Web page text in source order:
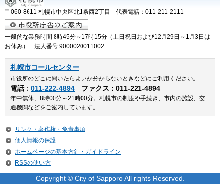
〒060-8611 札幌市中央区北1条西2丁目 代表電話：011-211-2111
一般的な業務時間 8時45分～17時15分（土日祝日および12月29日～1月3日は
お休み） 法人番号 9000020011002
札幌市コールセンター
市役所のどこに聞いたらよいか分からないときなどにご利用ください。
電話： 011-222-4894 ファクス：011-221-4894
年中無休、8時00分～21時00分。札幌市の制度や手続き、市内の施設、交
通機関などをご案内しています。
リンク・著作権・免責事項
個人情報の保護
ホームページの基本方針・ガイドライン
RSSの使い方
Copyright © City of Sapporo All rights Reserved.